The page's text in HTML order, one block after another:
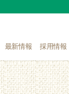
最新情報 採用情報